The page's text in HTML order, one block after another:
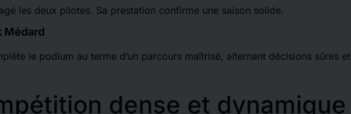
les deux pilotes. Sa prestation confirme une saison solide.
Médard
le podium au terme d’un parcours maîtrisé, alternant décisions sûres et
dense et dynamique